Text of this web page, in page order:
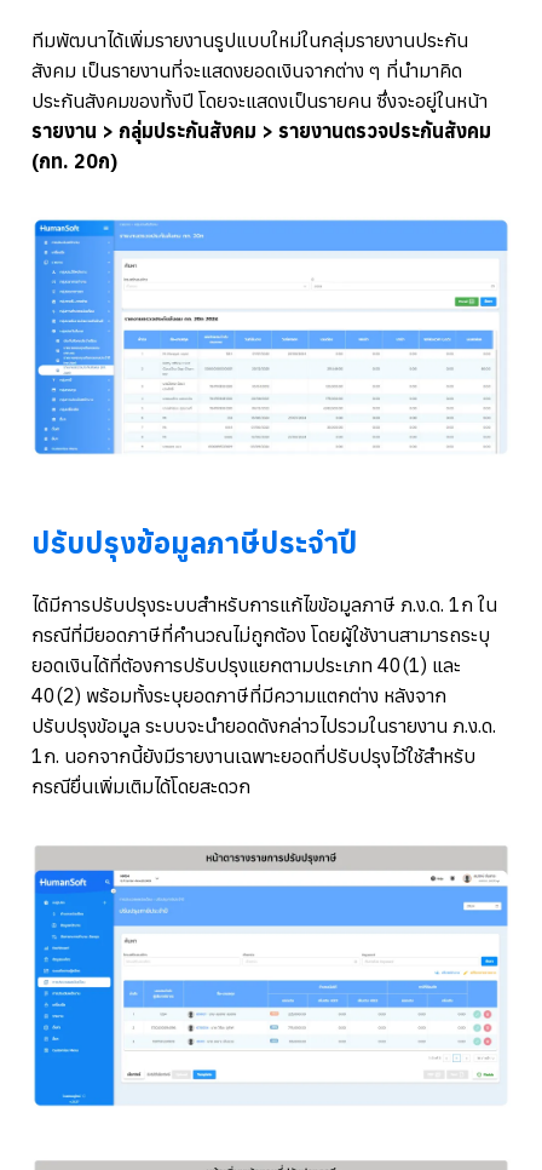
ทีมพัฒนาได้เพิ่มรายงานรูปแบบใหม่ในกลุ่มรายงานประกัน
สังคม เป็นรายงานที่จะแสดงยอดเงินจากต่าง ๆ ที่นำมาคิด
ประกันสังคมของทั้งปี โดยจะแสดงเป็นรายคน ซึ่งจะอยู่ในหน้า
รายงาน > กลุ่มประกันสังคม > รายงานตรวจประกันสังคม
(กท. 20ก)
ปรับปรุงข้อมูลภาษีประจำปี
ได้มีการปรับปรุงระบบสำหรับการแก้ไขข้อมูลภาษี ภ.ง.ด. 1ก ใน
กรณีที่มียอดภาษีที่คำนวณไม่ถูกต้อง โดยผู้ใช้งานสามารถระบุ
ยอดเงินได้ที่ต้องการปรับปรุงแยกตามประเภท 40(1) และ
40(2) พร้อมทั้งระบุยอดภาษีที่มีความแตกต่าง หลังจาก
ปรับปรุงข้อมูล ระบบจะนำยอดดังกล่าวไปรวมในรายงาน ภ.ง.ด.
1ก. นอกจากนี้ยังมีรายงานเฉพาะยอดที่ปรับปรุงไว้ใช้สำหรับ
กรณียื่นเพิ่มเติมได้โดยสะดวก